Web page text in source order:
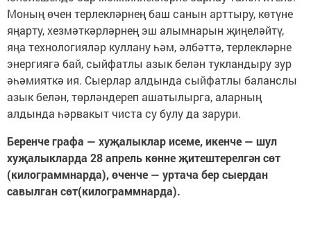
Моның өчен терлекләрнең баш санын арттыру, көтүне
яңарту, хезмәткәрләрнең эш алымнарын җиңеләйтү,
яңа технологияләр куллану һәм, әлбәттә, терлекләрне
энергиягә бай, сыйфатлы азык белән тукландыру зур
әһәмияткә ия. Сыерлар алдында сыйфатлы баланслы
азык белән, төрләндереп ашатылырга, аларның
алдында һәрвакыт чиста су булу да зарури.
Беренче графа — хуҗалыклар исеме, икенче — шул
хуҗалыкларда 28 апрель көнне җитештерелгән сөт
(килограммнарда), өченче — уртача бер сыердан
савылган сөт(килограммнарда).